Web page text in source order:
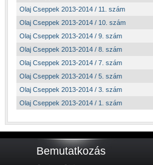
Olaj Cseppek 2013-2014 / 11. szám
Olaj Cseppek 2013-2014 / 10. szám
Olaj Cseppek 2013-2014 / 9. szám
Olaj Cseppek 2013-2014 / 8. szám
Olaj Cseppek 2013-2014 / 7. szám
Olaj Cseppek 2013-2014 / 5. szám
Olaj Cseppek 2013-2014 / 3. szám
Olaj Cseppek 2013-2014 / 1. szám
Bemutatkozás